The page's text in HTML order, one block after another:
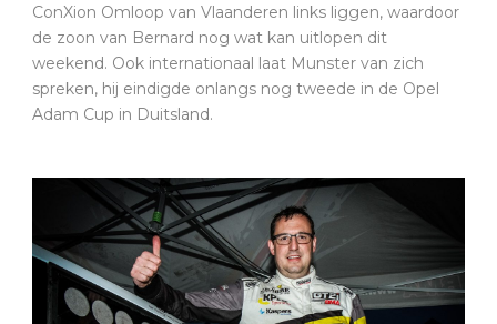
ConXion Omloop van Vlaanderen links liggen, waardoor
de zoon van Bernard nog wat kan uitlopen dit
weekend. Ook internationaal laat Munster van zich
spreken, hij eindigde onlangs nog tweede in de Opel
Adam Cup in Duitsland.